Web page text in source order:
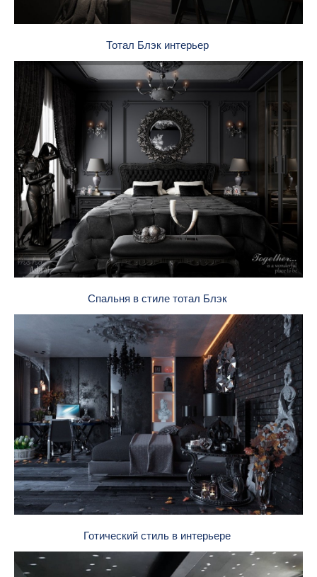
Тотал Блэк интерьер
Спальня в стиле тотал Блэк
Готический стиль в интерьере